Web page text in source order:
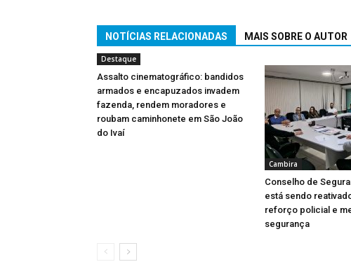
NOTÍCIAS RELACIONADAS MAIS SOBRE O AUTOR
Destaque
Assalto cinematográfico: bandidos
armados e encapuzados invadem
fazenda, rendem moradores e
roubam caminhonete em São João
do Ivaí
Cambira
Conselho de
está sendo
reforço policial e
segurança